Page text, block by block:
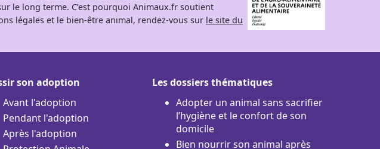
le long terme. C’est pourquoi Animaux.fr soutient
légales et le bien-être animal, rendez-vous sur le site du
son adoption
Avant l'adoption
Pendant l'adoption
Après l'adoption
Les dossiers thématiques
Adopter un animal sans sacrifier
l’hygiène et le confort de son
domicile
Bien nourrir son animal après